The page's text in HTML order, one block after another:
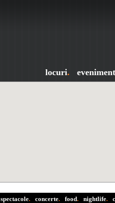
locuri.
spectacole. concerte. food. nightlife.